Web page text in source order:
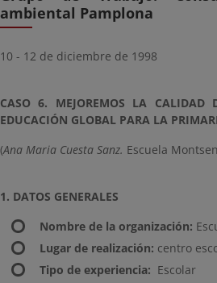
ambiental Pamplona
10 - 12 de diciembre de 1998
CASO 6. MEJOREMOS LA CALIDAD
EDUCACIÓN GLOBAL PARA LA
(Ana Maria Cuesta Sanz. Escuela
1. DATOS GENERALES
Nombre de la organización:
Lugar de realización: centro
Tipo de experiencia: Escolar